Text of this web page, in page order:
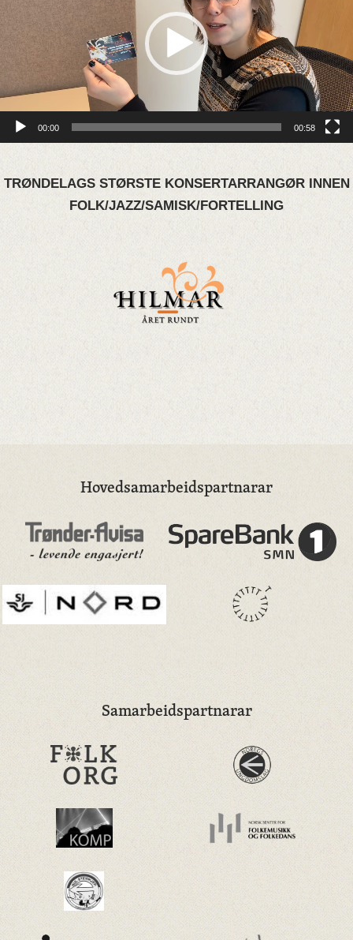
00:00 00:58
TRØNDELAGS STØRSTE KONSERTARRANGØR INNEN
FOLK/JAZZ/SAMISK/FORTELLING
Hovedsamarbeidspartnarar
Samarbeidspartnarar